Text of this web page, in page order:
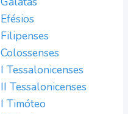
Efésios
Filipenses
Colossenses
I Tessalonicenses
II Tessalonicenses
I Timóteo